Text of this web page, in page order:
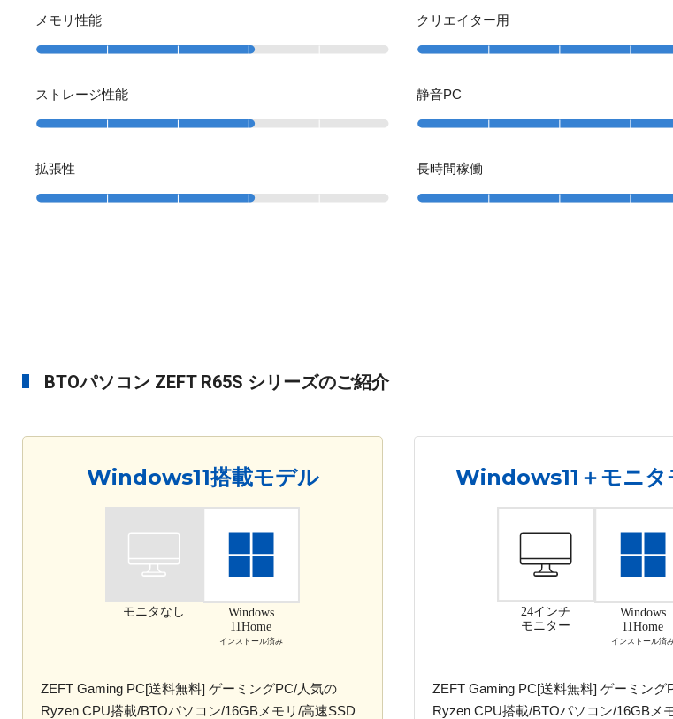
メモリ性能
ストレージ性能
拡張性
クリエイター用
静音PC
長時間稼働
BTOパソコン ZEFT R65S シリーズのご紹介
Windows11搭載モデル
モニタなし
Windows
11Home
インストール済み
ZEFT Gaming PC[送料無料] ゲーミングPC/人気の
Ryzen CPU搭載/BTOパソコン/16GBメモリ/高速SSD
Windows11＋モニタ
24インチ
モニター
Windows
11Home
インストール済
ZEFT Gaming PC[送料無料] ゲーミング
Ryzen CPU搭載/BTOパソコン/16GBメ